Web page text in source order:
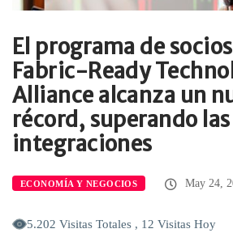
El programa de
Fabric-Ready
Alliance alcanza un
récord, superando
integraciones
ECONOMÍA Y NEGOCIOS May 24,
5.202 Visitas Totales , 12 Visitas Hoy